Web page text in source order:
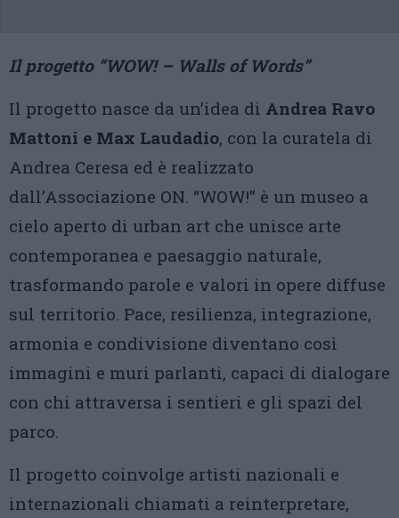
Il progetto “WOW! – Walls of Words”
Il progetto nasce da un’idea di Andrea Ravo
Mattoni e Max Laudadio, con la curatela di
Andrea Ceresa ed è realizzato
dall’Associazione ON. “WOW!” è un museo a
cielo aperto di urban art che unisce arte
contemporanea e paesaggio naturale,
trasformando parole e valori in opere diffuse
sul territorio. Pace, resilienza, integrazione,
armonia e condivisione diventano così
immagini e muri parlanti, capaci di dialogare
con chi attraversa i sentieri e gli spazi del
parco.
Il progetto coinvolge artisti nazionali e
internazionali chiamati a reinterpretare,